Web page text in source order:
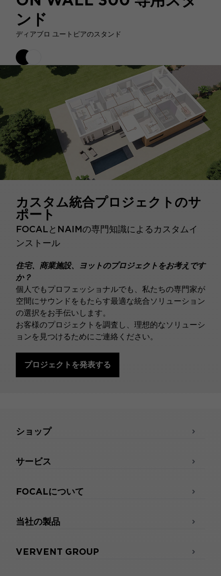
ンド
ディアブロ ユートピアのスタンド
カスタム統合プロジェクトのサ
ポート
FOCALとNAIMの専門知識によるカスタムイ
ンストール
住宅、商業施設、ヨットのプロジェクトをお考えです
か？
個人でもプロフェッショナルでも、私たちの専門家が
空間にサウンドをもたらす最適な統合ソリューション
の選択をお手伝いします。
お客様のプロジェクトを調査し、理想的なソリューシ
ョンを見つけるためにご連絡ください。
プロジェクトを発表する
ショップ
サービス
FOCALについて
当社の製品
VERVENT GROUP